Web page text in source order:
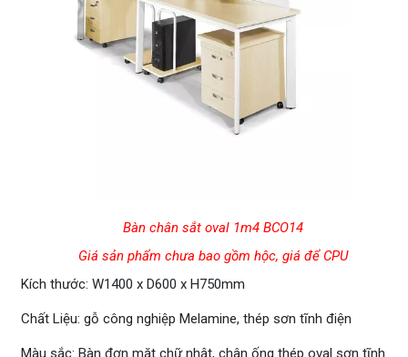
Bàn chân sắt oval 1m4 BCO14
Giá sản phẩm chưa bao gồm hộc, giá để CPU
Kích thước: W1400 x D600 x H750mm
Chất Liệu: gỗ công nghiệp Melamine, thép sơn tĩnh điện
Màu sắc: Bàn đơn mặt chữ nhật, chân ống thép oval sơn tĩnh